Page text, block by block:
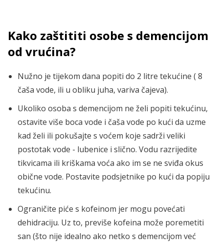
Kako zaštititi osobe s demencijom
od vrućina?
Nužno je tijekom dana popiti do 2 litre tekućine ( 8
čaša vode, ili u obliku juha, variva čajeva).
Ukoliko osoba s demencijom ne želi popiti tekućinu,
ostavite više boca vode i čaša vode po kući da uzme
kad želi ili pokušajte s voćem koje sadrži veliki
postotak vode - lubenice i slično. Vodu razrijedite
tikvicama ili kriškama voća ako im se ne sviđa okus
obične vode. Postavite podsjetnike po kući da popiju
tekućinu.
Ograničite piće s kofeinom jer mogu povećati
dehidraciju. Uz to, previše kofeina može poremetiti
san (što nije idealno ako netko s demencijom već